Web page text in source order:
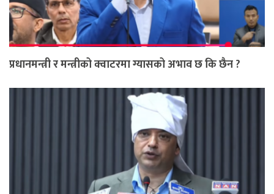
प्रधानमन्त्री र मन्त्रीको क्वाटरमा ग्यासको अभाव छ कि छैन ?